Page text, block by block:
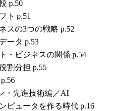
p.50
ト p.51
スの3つの戦略 p.52
ータ p.53
・ビジネスの関係 p.54
割分担 p.55
・先進技術編／AI
ピュータを作る時代 p.16